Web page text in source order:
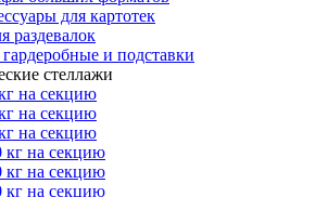
для картотек
раздевалок
и подставки
стеллажи
на секцию
на секцию
на секцию
кг на секцию
кг на секцию
кг на секцию